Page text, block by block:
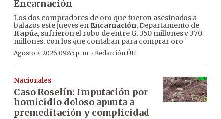
Encarnación
Los dos compradores de oro que fueron asesinados a
balazos este jueves en Encarnación, Departamento de
Itapúa, sufrieron el robo de entre G. 350 millones y 370
millones, con los que contaban para comprar oro.
Agosto 7, 2026 09:45 p. m. · Redacción ÚH
Nacionales
Caso Roselín: Imputación por
homicidio doloso apunta a
premeditación y complicidad